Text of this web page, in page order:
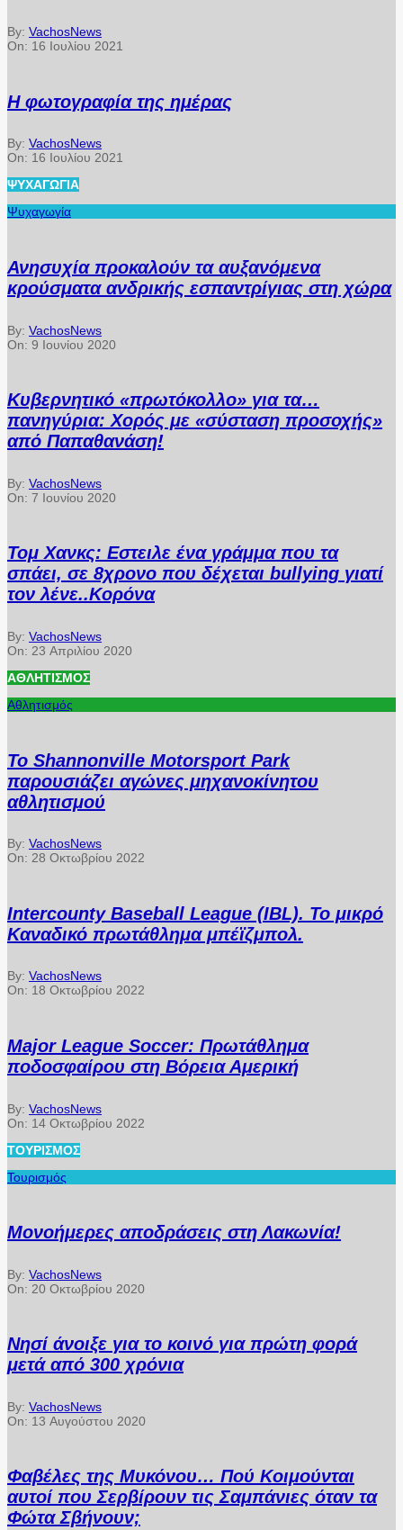
By: VachosNews
On: 16 Ιουλίου 2021
Η φωτογραφία της ημέρας
By: VachosNews
On: 16 Ιουλίου 2021
ΨΥΧΑΓΩΓΊΑ
Ψυχαγωγία
Ανησυχία προκαλούν τα αυξανόμενα
κρούσματα ανδρικής εσπαντρίγιας στη χώρα
By: VachosNews
On: 9 Ιουνίου 2020
Κυβερνητικό «πρωτόκολλο» για τα…
πανηγύρια: Χορός με «σύσταση προσοχής»
από Παπαθανάση!
By: VachosNews
On: 7 Ιουνίου 2020
Τομ Χανκς: Εστειλε ένα γράμμα που τα
σπάει, σε 8χρονο που δέχεται bullying γιατί
τον λένε..Κορόνα
By: VachosNews
On: 23 Απριλίου 2020
ΑΘΛΗΤΙΣΜΌΣ
Αθλητισμός
Το Shannonville Motorsport Park
παρουσιάζει αγώνες μηχανοκίνητου
αθλητισμού
By: VachosNews
On: 28 Οκτωβρίου 2022
Intercounty Baseball League (IBL). Το μικρό
Καναδικό πρωτάθλημα μπέϊζμπολ.
By: VachosNews
On: 18 Οκτωβρίου 2022
Major League Soccer: Πρωτάθλημα
ποδοσφαίρου στη Βόρεια Αμερική
By: VachosNews
On: 14 Οκτωβρίου 2022
ΤΟΥΡΙΣΜΌΣ
Τουρισμός
Μονοήμερες αποδράσεις στη Λακωνία!
By: VachosNews
On: 20 Οκτωβρίου 2020
Νησί άνοιξε για το κοινό για πρώτη φορά
μετά από 300 χρόνια
By: VachosNews
On: 13 Αυγούστου 2020
Φαβέλες της Μυκόνου… Πού Κοιμούνται
αυτοί που Σερβίρουν τις Σαμπάνιες όταν τα
Φώτα Σβήνουν;